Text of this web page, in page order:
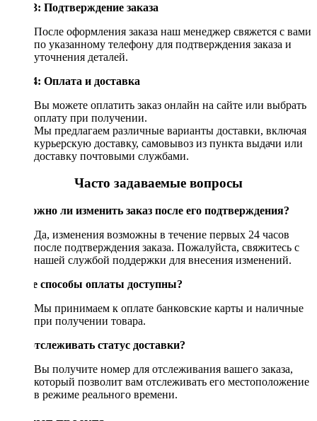
Шаг 3: Подтверждение заказа
После оформления заказа наш менеджер свяжется с вами
по указанному телефону для подтверждения заказа и
уточнения деталей.
Шаг 4: Оплата и доставка
Вы можете оплатить заказ онлайн на сайте или выбрать
оплату при получении.
Мы предлагаем различные варианты доставки, включая
курьерскую доставку, самовывоз из пункта выдачи или
доставку почтовыми службами.
Часто задаваемые вопросы
Возможно ли изменить заказ после его подтверждения?
Да, изменения возможны в течение первых 24 часов
после подтверждения заказа. Пожалуйста, свяжитесь с
нашей службой поддержки для внесения изменений.
Какие способы оплаты доступны?
Мы принимаем к оплате банковские карты и наличные
при получении товара.
Как отслеживать статус доставки?
Вы получите номер для отслеживания вашего заказа,
который позволит вам отслеживать его местоположение
в режиме реального времени.